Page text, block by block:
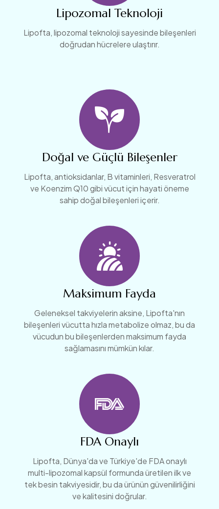
Lipozomal Teknoloji
Lipofta, lipozomal teknoloji sayesinde bileşenleri
doğrudan hücrelere ulaştırır.
Doğal ve Güçlü Bileşenler
Lipofta, antioksidanlar, B vitaminleri, Resveratrol
ve Koenzim Q10 gibi vücut için hayati öneme
sahip doğal bileşenleri içerir.
Maksimum Fayda
Geleneksel takviyelerin aksine, Lipofta'nın
bileşenleri vücutta hızla metabolize olmaz, bu da
vücudun bu bileşenlerden maksimum fayda
sağlamasını mümkün kılar.
FDA Onaylı
Lipofta, Dünya'da ve Türkiye'de FDA onaylı
multi-lipozomal kapsül formunda üretilen ilk ve
tek besin takviyesidir, bu da ürünün güvenilirliğini
ve kalitesini doğrular.